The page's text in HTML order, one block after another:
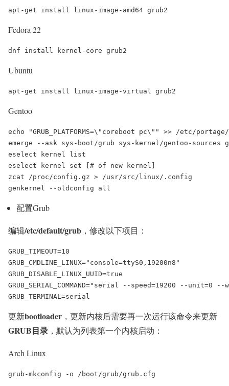
Fedora 22
Ubuntu
Gentoo
echo "GRUB_PLATFORMS=\"coreboot pc\"" >> /etc/
emerge --ask sys-boot/grub sys-kernel/gentoo-sources
eselect kernel list
eselect kernel set [# of new kernel]
zcat /proc/config.gz > /usr/src/linux/.config
配置Grub
编辑/etc/default/grub ，修改以下项目：
GRUB_TIMEOUT=10
GRUB_CMDLINE_LINUX="console=ttyS0,19200n8"
GRUB_DISABLE_LINUX_UUID=true
GRUB_SERIAL_COMMAND="serial --speed=19200 --
更新bootloader ，更新内核后需要再一次运行该命令来更新
GRUB目录 ，默认为列表第一个内核启动：
Arch Linux